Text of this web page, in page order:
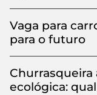
Vaga para
para o futuro
Churrasqueira
ecológica: